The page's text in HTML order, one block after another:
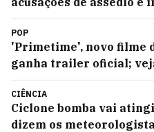
POP
'Primetime', novo filme
ganha trailer oficial;
CIÊNCIA
Ciclone bomba vai
dizem os